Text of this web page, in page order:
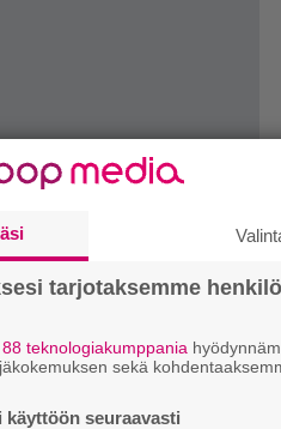
Nappaa ajankohtaiset
tarjotaksemme
88 teknologiakumppania
sekä
seuraavasti